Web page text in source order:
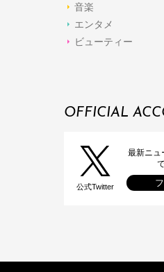
音楽
エンタメ
ビューティー
OFFICIAL
公式Twitter
最新ニュ